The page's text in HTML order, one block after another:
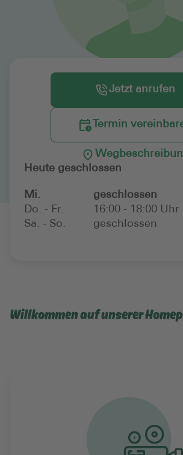
Jetzt anrufen
Termin
Heute geschlossen
Mi.
geschlossen
Do. - Fr.
16:00 - 18:00 Uhr
Sa. - So.
geschlossen
Willkommen auf unserer